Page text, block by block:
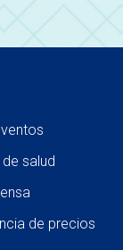
salud
de precios